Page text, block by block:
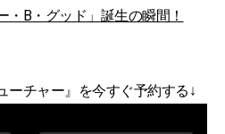
B・グッド」誕生の瞬間！
ーチャー』を今すぐ予約する↓